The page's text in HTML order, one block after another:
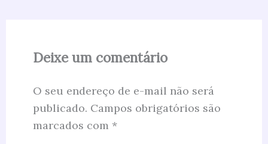
Deixe um comentário
O seu endereço de e-mail não será
publicado. Campos obrigatórios são
marcados com *